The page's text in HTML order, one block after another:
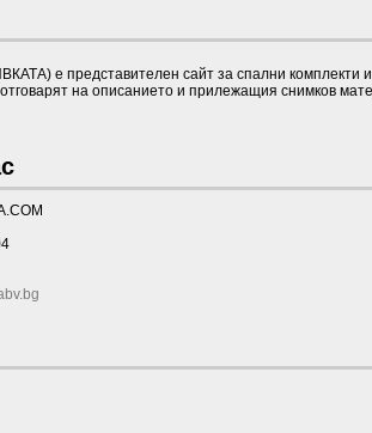
е представителен сайт за спални
на описанието и прилежащия снимков